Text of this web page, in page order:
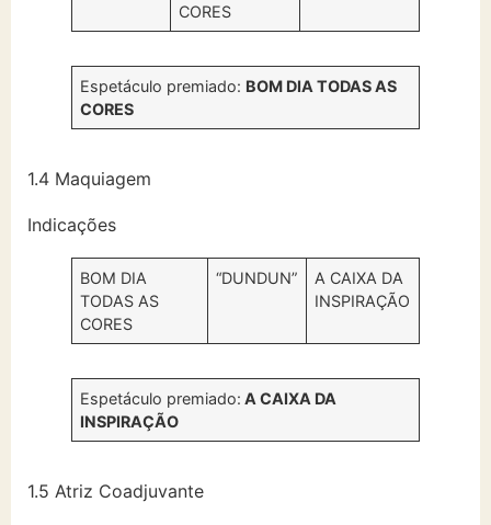
CORES
Espetáculo premiado: BOM DIA TODAS AS
CORES
1.4 Maquiagem
Indicações
BOM DIA
TODAS AS
CORES
“DUNDUN”
A CAIXA DA
INSPIRAÇÃO
Espetáculo premiado: A CAIXA DA
INSPIRAÇÃO
1.5 Atriz Coadjuvante